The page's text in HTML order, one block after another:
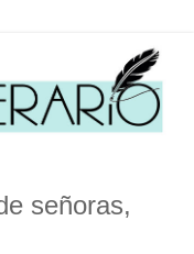
señoras,